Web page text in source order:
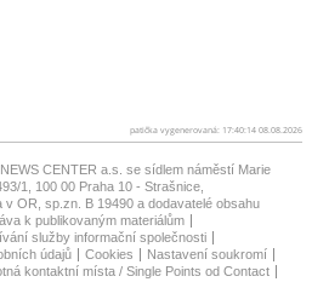
patička vygenerovaná: 17:40:14 08.08.2026
CENTER a.s. se sídlem náměstí Marie
1, 100 00 Praha 10 - Strašnice,
v OR, sp.zn. B 19490 a dodavatelé obsahu
k publikovaným materiálům
služby informační společnosti
údajů
Cookies
Nastavení soukromí
kontaktní místa / Single Points od Contact